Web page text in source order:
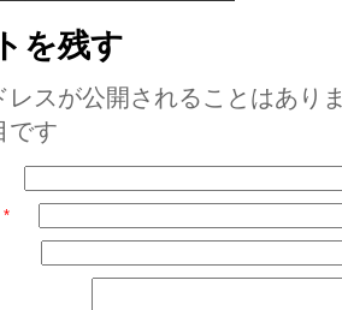
を残す
レスが公開されることはあり
です
*